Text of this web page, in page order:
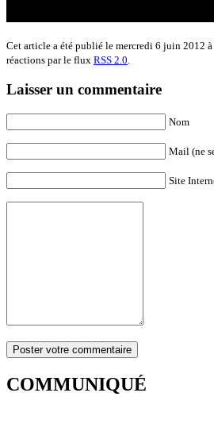
Cet article a été publié le mercredi 6 juin 2012
réactions par le flux RSS 2.0
Laisser un commentaire
Nom
Mail (ne
Site
COMMUNIQUÉ